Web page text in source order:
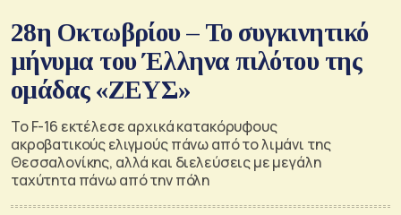
28η Οκτωβρίου – Το συγκινητικό
μήνυμα του Έλληνα πιλότου της
ομάδας «ΖΕΥΣ»
Το F-16 εκτέλεσε αρχικά κατακόρυφους
ακροβατικούς ελιγμούς πάνω από το λιμάνι της
Θεσσαλονίκης, αλλά και διελεύσεις με μεγάλη
ταχύτητα πάνω από την πόλη